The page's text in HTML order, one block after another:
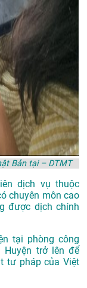
Bản tại – DTMT
dịch vụ thuộc
chuyên môn cao
được dịch chính
tại phòng công
trở lên để
tư pháp của Việt